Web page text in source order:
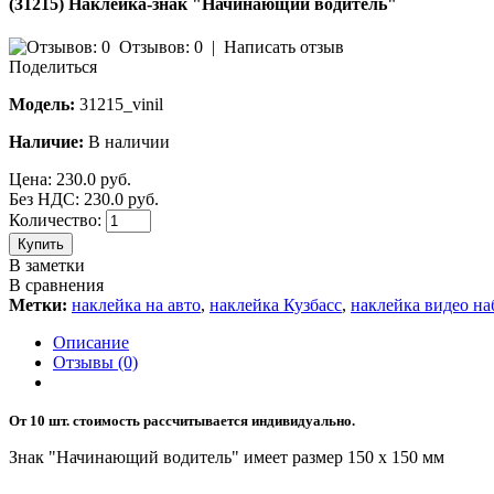
Отзывов: 0 | Написать отзыв
Поделиться
Модель: 31215_vinil
Наличие: В наличии
Цена: 230.0 руб.
Без НДС: 230.0 руб.
Количество:
Купить
В заметки
В сравнения
Метки: наклейка на авто, наклейка Кузбасс, наклейка видео
Описание
Отзывы (0)
От 10 шт. стоимость рассчитывается индивидуально.
Знак "Начинающий водитель" имеет размер 150 х 150 мм